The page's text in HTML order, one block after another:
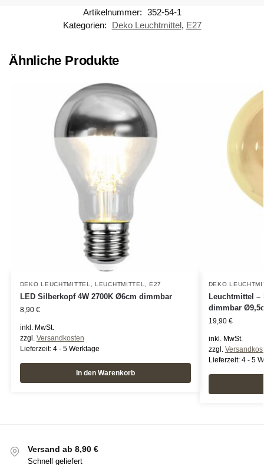
Artikelnummer: 352-54-1
Kategorien:
Deko Leuchtmittel, E27
Ähnliche Produkte
DEKO LEUCHTMITTEL,LEUCHTMITTEL, E27
LED Silberkopf 4W 2700K Ø6cm dimmbar
8,90 €
inkl. MwSt.
zzgl. Versandkosten
Lieferzeit: 4 - 5 Werktage
In den Warenkorb
DEKO
Leuchtmittel –
dimmbar
19,90 €
inkl. MwSt.
zzgl.
Lieferzeit: 4 - 5
Versand ab 8,90 €
Schnell geliefert